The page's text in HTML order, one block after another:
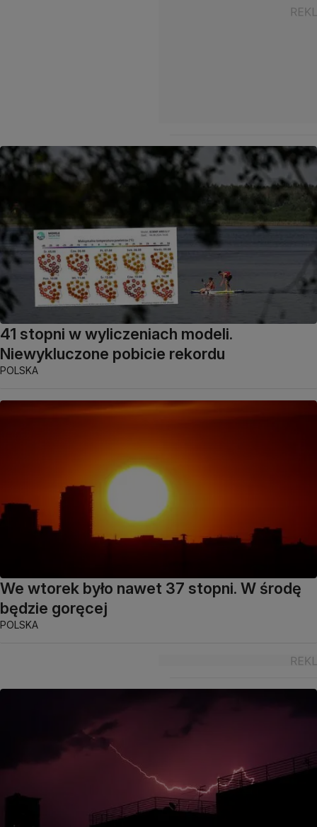
41 stopni w wyliczeniach modeli.
Niewykluczone pobicie rekordu
POLSKA
We wtorek było nawet 37 stopni. W środę
będzie goręcej
POLSKA